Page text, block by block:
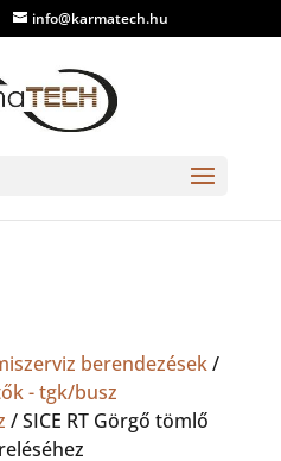
info@karmatech.hu
berendezések/
- tgk/busz
/ SICE RT Görgő tömlő